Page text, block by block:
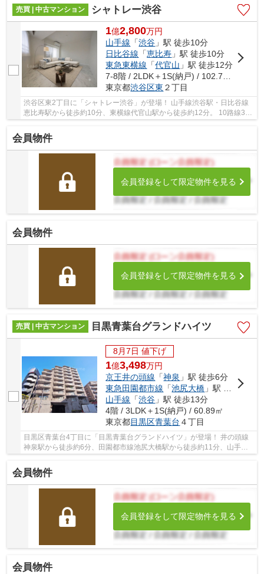
売買 | 中古マンション
シャトレー渋谷
1億2,800万円
山手線 「渋谷 」駅 徒歩10分
日比谷線 「恵比寿 」駅 徒歩10分
東急東横線 「代官山 」駅 徒歩12分
東京都渋谷区東 ２丁目
渋谷区東2丁目に「シャトレー渋谷」が登場！ 山手線渋谷駅・日比谷線
恵比寿駅から徒歩約10分、東横線代官山駅から徒歩約12分。 10路線3駅
利用可能な大変便利な立地に位置した物件です...
会員物件
会員登録をして限定物件を見る
会員物件
会員登録をして限定物件を見る
売買 | 中古マンション 目黒青葉台グランドハイツ
8月7日 値下げ
1億3,498万円
京王井の頭線 「神泉 」駅 徒歩6分
東急田園都市線 「池尻大橋 」駅 徒歩11分
山手線 「渋谷 」駅 徒歩13分
4階 / 3LDK＋1S(納戸) / 60.89㎡
東京都目黒区青葉台 ４丁目
目黒区青葉台4丁目に「目黒青葉台グランドハイツ」が登場！ 井の頭線
神泉駅から徒歩約6分、田園都市線池尻大橋駅から徒歩約11分、山手線
会員物件
会員登録をして限定物件を見る
会員物件